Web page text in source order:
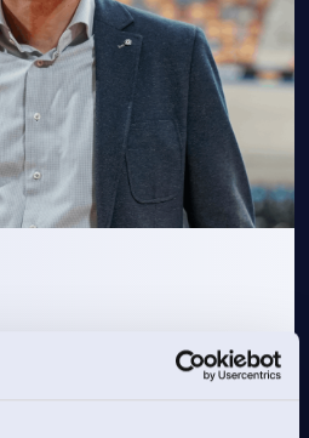
trots dat we dit